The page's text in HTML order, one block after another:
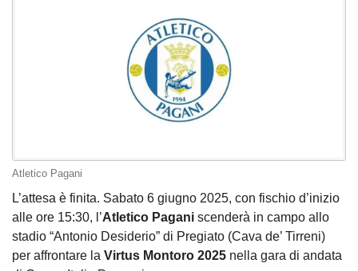
Atletico Pagani
L’attesa è finita. Sabato 6 giugno 2025, con fischio d’inizio
alle ore 15:30, l’Atletico Pagani scenderà in campo allo
stadio “Antonio Desiderio” di Pregiato (Cava de’ Tirreni)
per affrontare la Virtus Montoro 2025 nella gara di andata